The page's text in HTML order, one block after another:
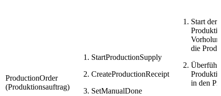
ProductionOrder
(Produktionsauftrag)
StartProductionSupply
CreateProductionReceipt
SetManualDone
Start der
die
in den